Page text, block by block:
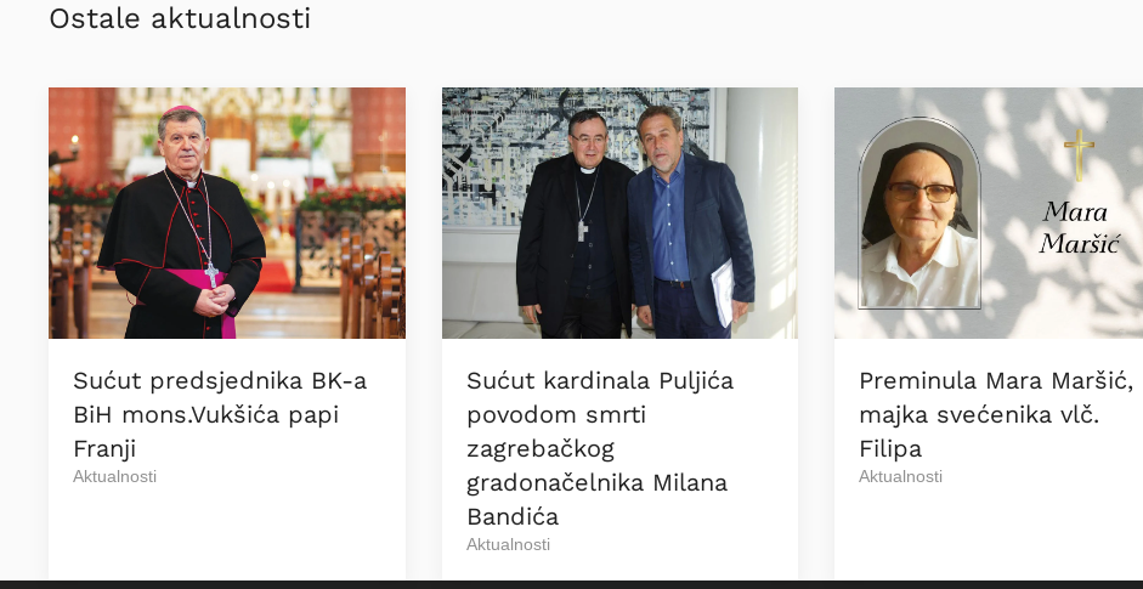
Ostale aktualnosti
Sućut predsjednika BK-a
BiH mons.Vukšića papi
Franji
Aktualnosti
Sućut kardinala Puljića
povodom smrti
zagrebačkog
gradonačelnika Milana
Bandića
Aktualnosti
Preminula Mara Maršić,
majka svećenika vlč.
Filipa
Aktualnosti